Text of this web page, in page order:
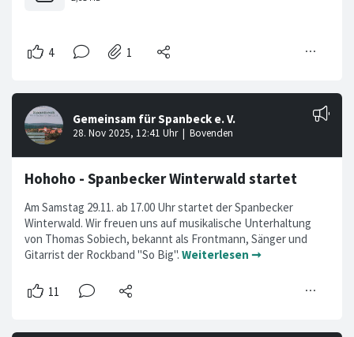
Hohoho - Spanbecker Winterwald startet
Am Samstag 29.11. ab 17.00 Uhr startet der Spanbecker
Winterwald. Wir freuen uns auf musikalische Unterhaltung
von Thomas Sobiech, bekannt als Frontmann, Sänger und
Gitarrist der Rockband "So Big". Weiterlesen ➞